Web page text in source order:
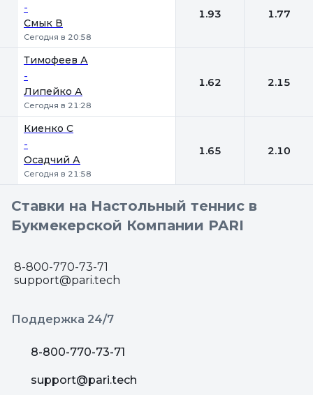
-
Смык В
Сегодня в 20:58
1.93 1.77
Тимофеев А
-
Липейко А
Сегодня в 21:28
1.62 2.15
Киенко С
-
Осадчий А
Сегодня в 21:58
1.65 2.10
Ставки на Настольный теннис в
Букмекерской Компании PARI
8-800-770-73-71
support@pari.tech
Поддержка 24/7
8-800-770-73-71
support@pari.tech